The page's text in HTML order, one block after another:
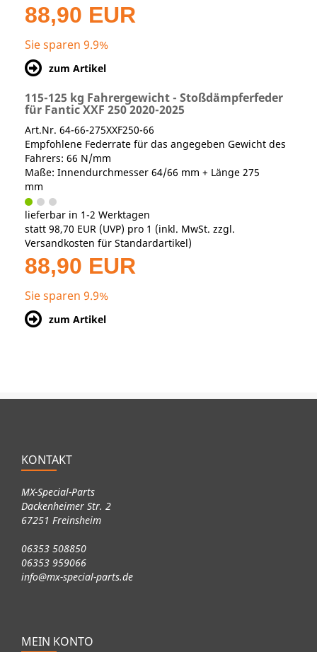
88,90 EUR
Sie sparen 9.9%
zum Artikel
115-125 kg Fahrergewicht - Stoßdämpferfeder
für Fantic XXF 250 2020-2025
Art.Nr. 64-66-275XXF250-66
Empfohlene Federrate für das angegeben Gewicht des
Fahrers: 66 N/mm
Maße: Innendurchmesser 64/66 mm + Länge 275
mm
lieferbar in 1-2 Werktagen
statt 98,70 EUR (UVP) pro 1 (inkl. MwSt. zzgl.
Versandkosten für Standardartikel)
88,90 EUR
Sie sparen 9.9%
zum Artikel
KONTAKT
MX-Special-Parts
Dackenheimer Str. 2
67251 Freinsheim
06353 508850
06353 959066
info@mx-special-parts.de
MEIN KONTO